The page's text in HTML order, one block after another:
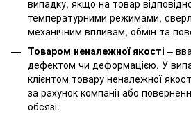
випадку, якщо на товар
температурними режимами,
механічним впливам, обмін та
Товаром неналежної якості –
дефектом чи деформацією. У
клієнтом товару неналежної
за рахунок компанії або
обсязі.